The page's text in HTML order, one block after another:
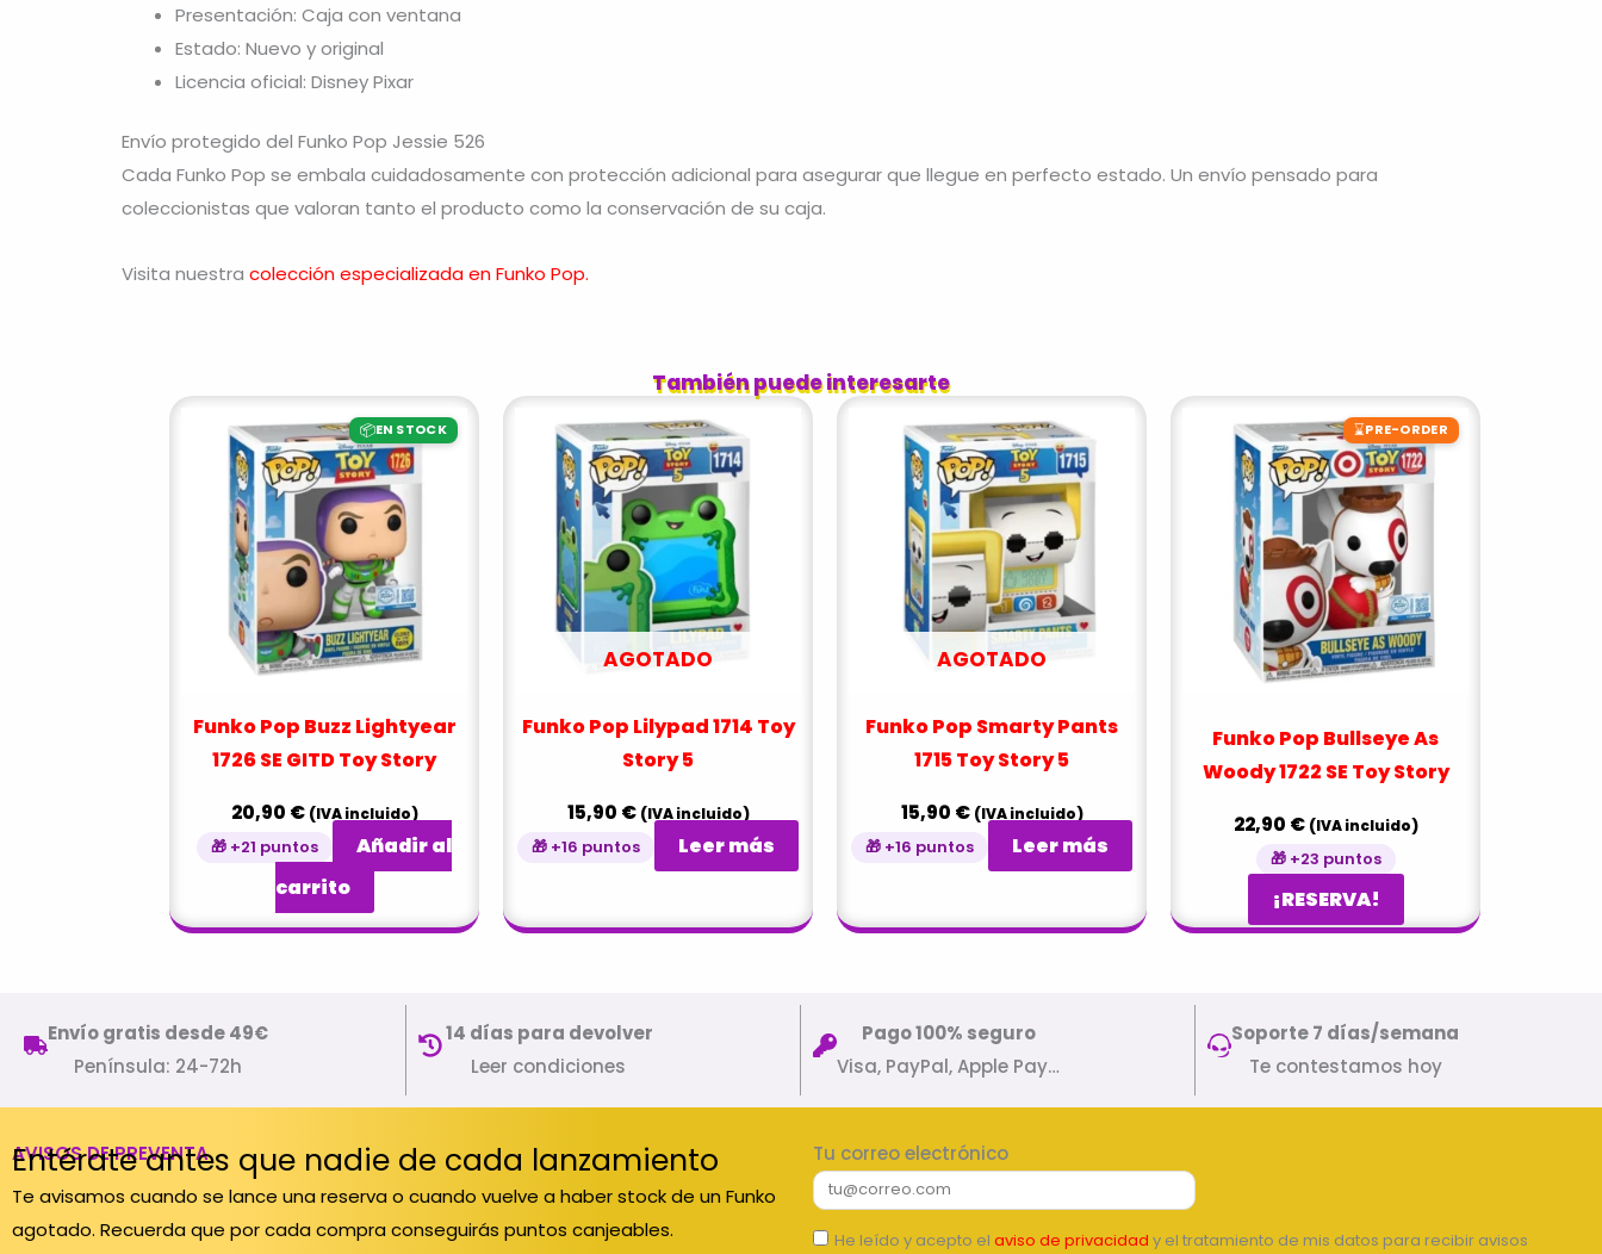
Presentación: Caja con ventana
Estado: Nuevo y original
Licencia oficial: Disney Pixar
Envío protegido del Funko Pop Jessie 526
Cada Funko Pop se embala cuidadosamente con protección adicional para asegurar que llegue en perfecto estado. Un envío pensado para
coleccionistas que valoran tanto el producto como la conservación de su caja.
Visita nuestra colección especializada en Funko Pop.
También puede interesarte
📦EN STOCK
Funko Pop Buzz Lightyear
1726 SE GITD Toy Story
20,90 € (IVA incluido)
🎁 +21 puntos
Añadir al
carrito
AGOTADO
Funko Pop Lilypad 1714 Toy
Story 5
15,90 € (IVA incluido)
🎁 +16 puntos Leer más
AGOTADO
Funko Pop Smarty Pants
1715 Toy Story 5
15,90 € (IVA incluido)
🎁 +16 puntos Leer más
⌛PRE-ORDER
Funko Pop Bullseye As
Woody 1722 SE Toy Story
22,90 € (IVA incluido)
🎁 +23 puntos
¡RESERVA!
Envío gratis desde 49€
Península: 24-72h
14 días para devolver
Leer condiciones
Pago 100% seguro
Visa, PayPal, Apple Pay…
Soporte 7 días/semana
Te contestamos hoy
AVISOS DE PREVENTA
Entérate antes que nadie de cada lanzamiento
Te avisamos cuando se lance una reserva o cuando vuelve a haber stock de un Funko
agotado. Recuerda que por cada compra conseguirás puntos canjeables.
Tu correo electrónico
He leído y acepto el aviso de privacidad y el tratamiento de mis datos para recibir avisos